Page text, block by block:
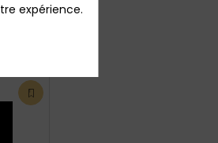
expérience.